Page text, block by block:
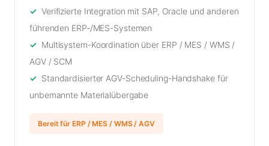
Verifizierte Integration mit SAP, Oracle und anderen
führenden ERP-/MES-Systemen
Multisystem-Koordination über ERP / MES / WMS /
AGV / SCM
Standardisierter AGV-Scheduling-Handshake für
unbemannte Materialübergabe
Bereit für ERP / MES / WMS / AGV